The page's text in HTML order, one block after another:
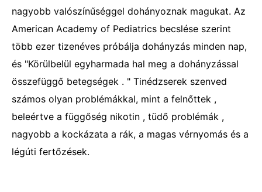
nagyobb valószínűséggel dohányoznak magukat. Az
American Academy of Pediatrics becslése szerint
több ezer tizenéves próbálja dohányzás minden nap,
és "Körülbelül egyharmada hal meg a dohányzással
összefüggő betegségek . " Tinédzserek szenved
számos olyan problémákkal, mint a felnőttek ,
beleértve a függőség nikotin , tüdő problémák ,
nagyobb a kockázata a rák, a magas vérnyomás és a
légúti fertőzések.